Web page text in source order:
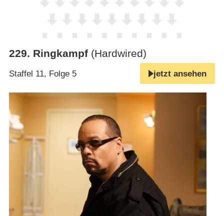
229. Ringkampf (Hardwired)
Staffel 11, Folge 5 jetzt ansehen